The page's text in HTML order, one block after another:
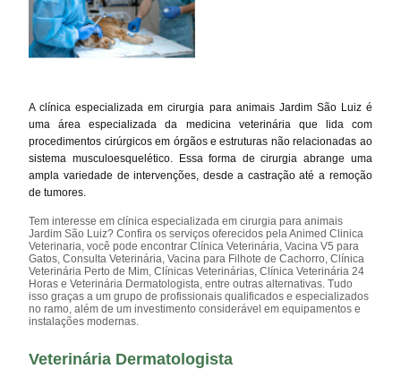
A clínica especializada em cirurgia para animais Jardim São Luiz é
uma área especializada da medicina veterinária que lida com
procedimentos cirúrgicos em órgãos e estruturas não relacionadas ao
sistema musculoesquelético. Essa forma de cirurgia abrange uma
ampla variedade de intervenções, desde a castração até a remoção
de tumores.
Tem interesse em clínica especializada em cirurgia para animais
Jardim São Luiz? Confira os serviços oferecidos pela Animed Clinica
Veterinaria, você pode encontrar Clínica Veterinária, Vacina V5 para
Gatos, Consulta Veterinária, Vacina para Filhote de Cachorro, Clínica
Veterinária Perto de Mim, Clínicas Veterinárias, Clínica Veterinária 24
Horas e Veterinária Dermatologista, entre outras alternativas. Tudo
isso graças a um grupo de profissionais qualificados e especializados
no ramo, além de um investimento considerável em equipamentos e
instalações modernas.
Veterinária Dermatologista